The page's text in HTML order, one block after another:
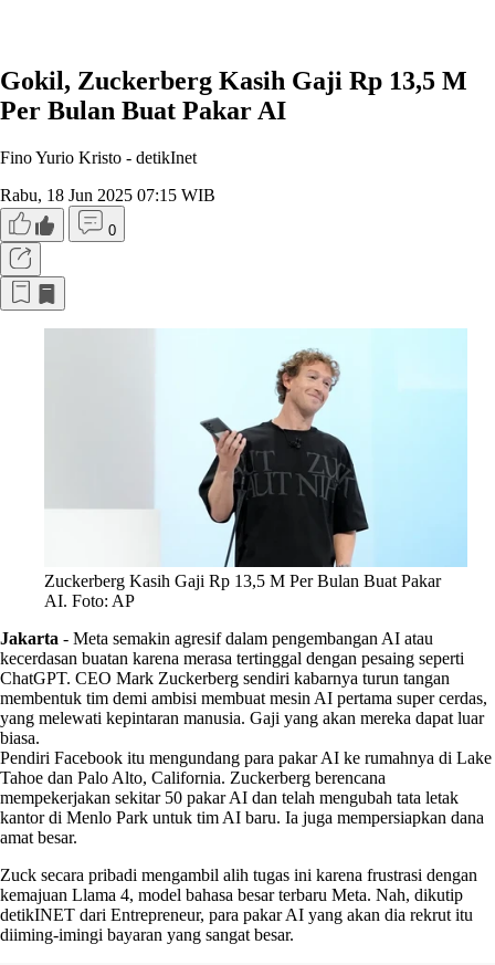
Gokil, Zuckerberg Kasih Gaji Rp 13,5 M
Per Bulan Buat Pakar AI
Fino Yurio Kristo - detikInet
Rabu, 18 Jun 2025 07:15 WIB
0
Zuckerberg Kasih Gaji Rp 13,5 M Per Bulan Buat Pakar
AI. Foto: AP
Jakarta - Meta semakin agresif dalam pengembangan AI atau
kecerdasan buatan karena merasa tertinggal dengan pesaing seperti
ChatGPT. CEO Mark Zuckerberg sendiri kabarnya turun tangan
membentuk tim demi ambisi membuat mesin AI pertama super cerdas,
yang melewati kepintaran manusia. Gaji yang akan mereka dapat luar
biasa.
Pendiri Facebook itu mengundang para pakar AI ke rumahnya di Lake
Tahoe dan Palo Alto, California. Zuckerberg berencana
mempekerjakan sekitar 50 pakar AI dan telah mengubah tata letak
kantor di Menlo Park untuk tim AI baru. Ia juga mempersiapkan dana
amat besar.
Zuck secara pribadi mengambil alih tugas ini karena frustrasi dengan
kemajuan Llama 4, model bahasa besar terbaru Meta. Nah, dikutip
detikINET dari Entrepreneur, para pakar AI yang akan dia rekrut itu
diiming-imingi bayaran yang sangat besar.